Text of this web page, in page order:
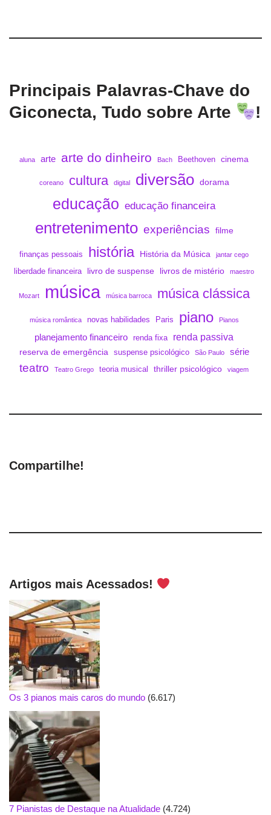
Principais Palavras-Chave do
Giconecta, Tudo sobre Arte
!
aluna arte arte do dinheiro Bach Beethoven cinema
coreano cultura digital diversão dorama
educação educação financeira
entretenimento experiências filme
finanças pessoais história História da Música jantar cego
liberdade financeira livro de suspense livros de mistério maestro
Mozart música música barroca música clássica
música romântica novas habilidades Paris piano Pianos
planejamento financeiro renda fixa renda passiva
reserva de emergência suspense psicológico São Paulo série
teatro Teatro Grego teoria musical thriller psicológico viagem
Compartilhe!
Artigos mais Acessados!
Os 3 pianos mais caros do mundo (6.617)
7 Pianistas de Destaque na Atualidade (4.724)